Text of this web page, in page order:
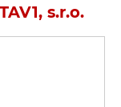
s.r.o.